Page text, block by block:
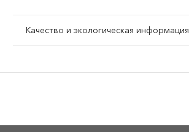
Качество и экологическая информация